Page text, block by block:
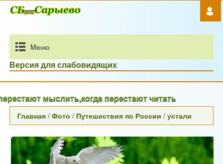
Mеню
Версия для слабовидящих
мыслить,когда перестают читать
Главная /Фото / Путешествия по России /устали